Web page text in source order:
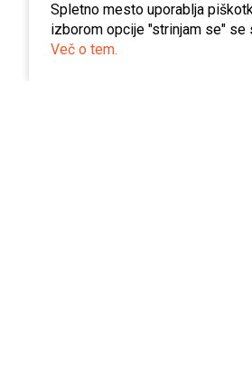
Spletno mesto uporablja
izborom opcije "strinjam se" se
Več o tem.